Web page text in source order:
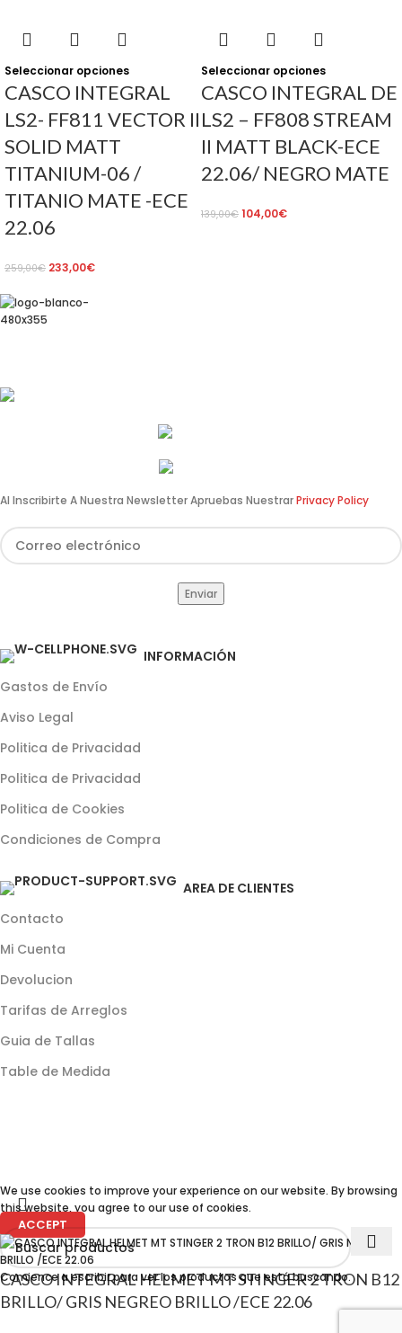
Seleccionar opciones
CASCO INTEGRAL
LS2- FF811 VECTOR II
SOLID MATT
TITANIUM-06 /
TITANIO MATE -ECE
22.06
259,00€ 233,00€
Seleccionar opciones
CASCO INTEGRAL DE
LS2 – FF808 STREAM
II MATT BLACK-ECE
22.06/ NEGRO MATE
139,00€ 104,00€
AREA DE CLIENTES
Contacto
Mi Cuenta
Devolucion
Tarifas de Arreglos
Guia de Tallas
Table de Medida
INFORMACIÓN
Gastos de Envío
Aviso Legal
Politica de Privacidad
Politica de Privacidad
Politica de Cookies
Condiciones de Compra
Al Inscribirte A Nuestra Newsletter Apruebas NuestrarPrivacy Policy
Comience a escribir para ver los productos que está buscando.
We use cookies to improve your experience on our website. By browsing
this website, you agree to our use of cookies.
ACCEPT
CASCO INTEGRAL HELMET MT STINGER 2 TRON B12
BRILLO/ GRIS NEGREO BRILLO /ECE 22.06